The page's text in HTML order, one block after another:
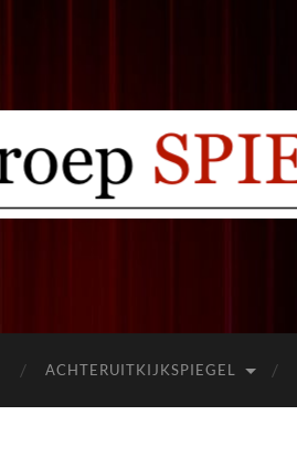
ACHTERUITKIJKSPIEGEL